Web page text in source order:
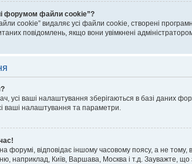
форумом файли cookie”?
cookie” видаляє усі файли cookie, створені
повідомлень, якщо вони увімкнені
усі ваші налаштування зберігаються в базі даних
ваші налаштування та параметри.
форумі, відповідає іншому часовому поясу, а не
наприклад, Київ, Варшава, Москва і т.д. Зауважте,